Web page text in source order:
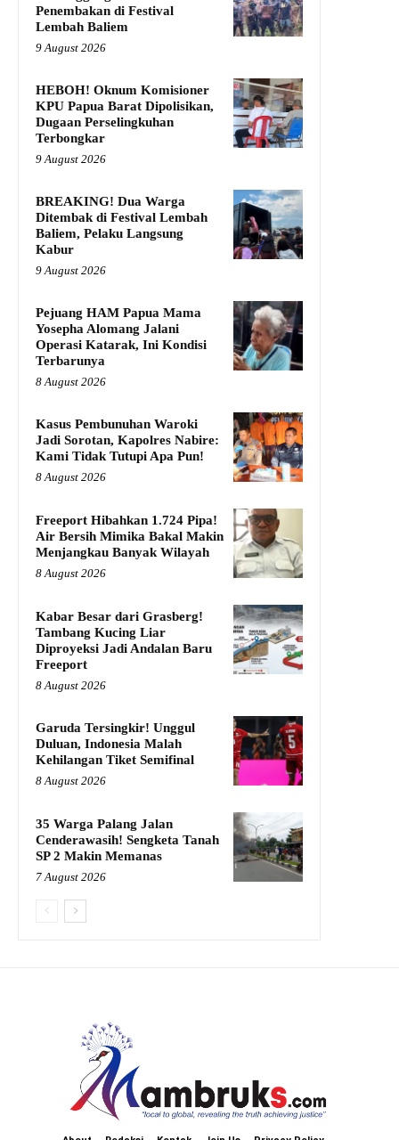
Penembakan di Festival
Lembah Baliem
9 August 2026
HEBOH! Oknum Komisioner
KPU Papua Barat Dipolisikan,
Dugaan Perselingkuhan
Terbongkar
9 August 2026
BREAKING! Dua Warga
Ditembak di Festival Lembah
Baliem, Pelaku Langsung
Kabur
9 August 2026
Pejuang HAM Papua Mama
Yosepha Alomang Jalani
Operasi Katarak, Ini Kondisi
Terbarunya
8 August 2026
Kasus Pembunuhan Waroki
Jadi Sorotan, Kapolres Nabire:
Kami Tidak Tutupi Apa Pun!
8 August 2026
Freeport Hibahkan 1.724 Pipa!
Air Bersih Mimika Bakal Makin
Menjangkau Banyak Wilayah
8 August 2026
Kabar Besar dari Grasberg!
Tambang Kucing Liar
Diproyeksi Jadi Andalan Baru
Freeport
8 August 2026
Garuda Tersingkir! Unggul
Duluan, Indonesia Malah
Kehilangan Tiket Semifinal
8 August 2026
35 Warga Palang Jalan
Cenderawasih! Sengketa Tanah
SP 2 Makin Memanas
7 August 2026